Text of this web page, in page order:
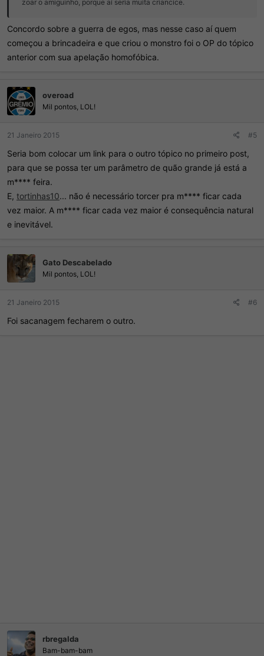
zoar o amiguinho, porque aí seria muita criancice.
Concordo sobre a guerra de egos, mas nesse caso aí quem
começou a brincadeira e que criou o monstro foi o OP do tópico
anterior com sua apelação homofóbica.
overoad
Mil pontos, LOL!
21 Janeiro 2015 #5
Seria bom colocar um link para o outro tópico no primeiro post,
para que se possa ter um parâmetro de quão grande já está a
m**** feira.
E, tortinhas10... não é necessário torcer pra m**** ficar cada
vez maior. A m**** ficar cada vez maior é consequência natural
e inevitável.
Gato Descabelado
Mil pontos, LOL!
21 Janeiro 2015 #6
Foi sacanagem fecharem o outro.
rbregalda
Bam-bam-bam